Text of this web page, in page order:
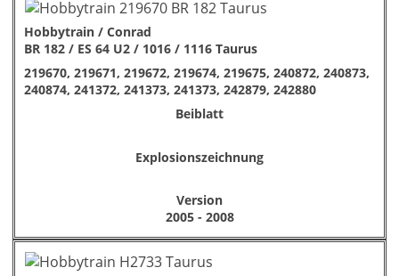
Hobbytrain / Conrad
BR 182 / ES 64 U2 / 1016 / 1116 Taurus
219670, 219671, 219672, 219674, 219675, 240872, 240873,
240874, 241372, 241373, 241373, 242879, 242880
Beiblatt
Explosionszeichnung
Version
2005 - 2008